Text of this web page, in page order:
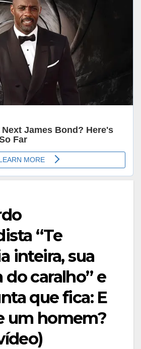
“Te
inteira, sua
do caralho” e
que fica: E
um homem?